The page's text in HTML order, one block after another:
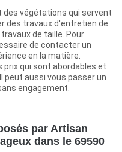
des végétations qui servent
des travaux d'entretien de
de taille. Pour
de contacter un
en la matière.
prix qui sont abordables et
peut aussi vous passer un
engagement.
par Artisan
dans le 69590